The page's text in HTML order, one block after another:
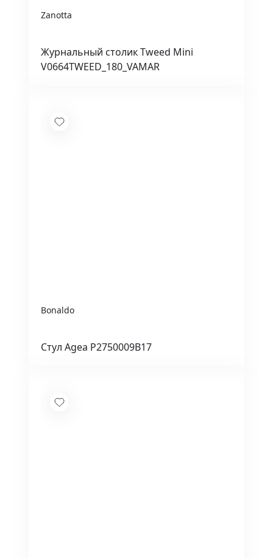
Zanotta
Журнальный столик Tweed Mini
V0664TWEED_180_VAMAR
Bonaldo
Стул Agea P2750009B17